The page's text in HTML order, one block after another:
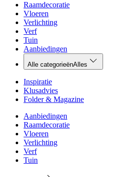
Raamdecoratie
Vloeren
Verlichting
Verf
Tuin
Aanbiedingen
Alle categorieënAlles
Inspiratie
Klusadvies
Folder & Magazine
Aanbiedingen
Raamdecoratie
Vloeren
Verlichting
Verf
Tuin